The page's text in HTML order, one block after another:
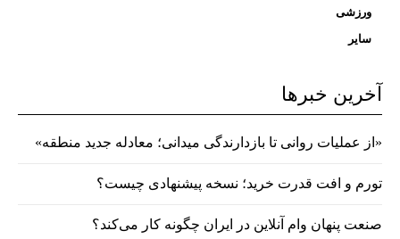
ورزشی
سایر
آخرین خبرها
«از عملیات روانی تا بازدارندگی میدانی؛ معادله جدید منطقه»
تورم و افت قدرت خرید؛ نسخه پیشنهادی چیست؟
صنعت پنهان وام آنلاین در ایران چگونه کار می‌کند؟